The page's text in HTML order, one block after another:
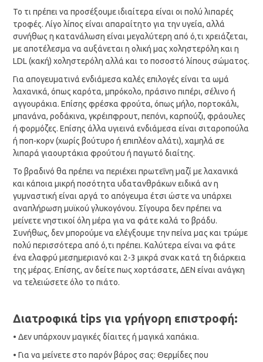
Το τι πρέπει να προσέξουμε ιδιαίτερα είναι οι πολύ λιπαρές
τροφές. Λίγο λίπος είναι απαραίτητο για την υγεία, αλλά
συνήθως η κατανάλωση είναι μεγαλύτερη από ό,τι χρειάζεται,
με αποτέλεσμα να αυξάνεται η ολική μας χοληστερόλη και η
LDL (κακή) χοληστερόλη αλλά και το ποσοστό λίπους σώματος.
Για απογευματινά ενδιάμεσα καλές επιλογές είναι τα ωμά
λαχανικά, όπως καρότα, μπρόκολο, πράσινο πιπέρι, σέλινο ή
αγγουράκια. Επίσης φρέσκα φρούτα, όπως μήλο, πορτοκάλι,
μπανάνα, ροδάκινα, γκρέιπφρουτ, πεπόνι, καρπούζι, φράουλες
ή φορμόζες. Επίσης άλλα υγιεινά ενδιάμεσα είναι σιταροπούλα
ή ποπ-κορν (χωρίς βούτυρο ή επιπλέον αλάτι), χαμηλά σε
λιπαρά γιαουρτάκια φρούτου ή παγωτό διαίτης.
Το βραδινό θα πρέπει να περιέχει πρωτεΐνη μαζί με λαχανικά
και κάποια μικρή ποσότητα υδατανθράκων ειδικά αν η
γυμναστική είναι αργά το απόγευμα έτσι ώστε να υπάρχει
αναπλήρωση μυϊκού γλυκογόνου. Σίγουρα δεν πρέπει να
μείνετε νηστικοί όλη μέρα για να φάτε καλά το βράδυ.
Συνήθως, δεν μπορούμε να ελέγξουμε την πείνα μας και τρώμε
πολύ περισσότερα από ό,τι πρέπει. Καλύτερα είναι να φάτε
ένα ελαφρύ μεσημεριανό και 2-3 μικρά σνακ κατά τη διάρκεια
της μέρας. Επίσης, αν δείτε πως χορτάσατε, ΔΕΝ είναι ανάγκη
να τελειώσετε όλο το πιάτο.
Διατροφικά tips για γρήγορη επιστροφή:
• Δεν υπάρχουν μαγικές δίαιτες ή μαγικά χαπάκια.
• Για να μείνετε στο παρόν βάρος σας: Θερμίδες που